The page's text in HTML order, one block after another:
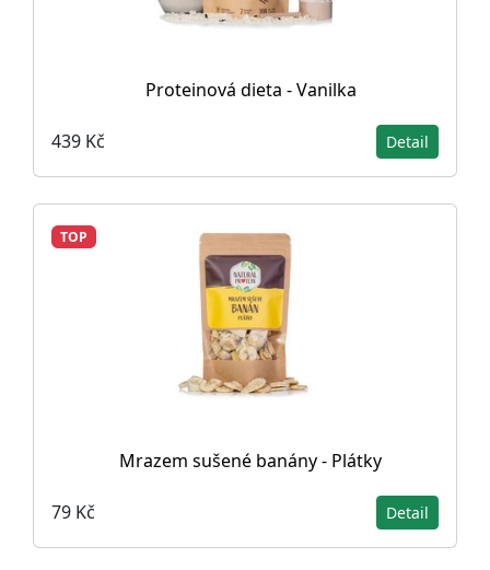
Proteinová dieta - Vanilka
439 Kč Detail
TOP
Mrazem sušené banány - Plátky
79 Kč Detail